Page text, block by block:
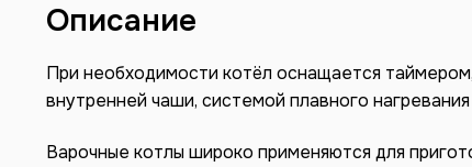
Описание
При необходимости котёл оснащается
внутренней чаши, системой плавного
Варочные котлы широко применяются для